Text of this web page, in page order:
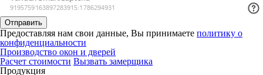
Отправить
Предоставляя нам свои данные, Вы принимаете политику о
конфиденциальности
Производство окон и дверей
Расчет стоимости Вызвать замерщика
Продукция